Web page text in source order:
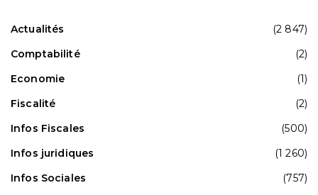
Actualités
(2 847)
Comptabilité
(2)
Economie
(1)
Fiscalité
(2)
Infos Fiscales
(500)
Infos juridiques
(1 260)
Infos Sociales
(757)